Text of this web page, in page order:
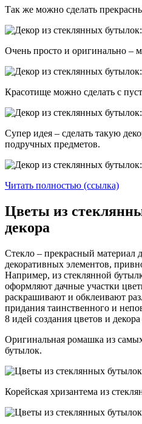
Так же можно сделать
Очень просто и оригинально –
Красотище можно сделать с
Супер идея – сделать такую
подручных предметов.
Читать полностью (ссылка)
Цветы из
декора
Стекло – прекрасный материал
декоративных элементов,
Например, из стеклянной
оформляют дачные участки
раскрашивают и обклеивают
придания таинственного и
8 идей создания цветов и
Оригинальная ромашка из
бутылок.
Корейская хризантема из